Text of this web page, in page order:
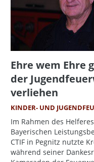
Ehre wem Ehre
der
verliehen
KINDER- UND
Im Rahmen des
Bayerischen
CTIF in Pegnitz nutzte
während seiner